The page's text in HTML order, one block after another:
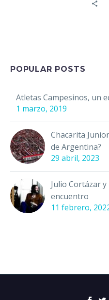
POPULAR POSTS
Atletas Campesinos, un
1 marzo, 2019
Chacarita
de Argentina?
29 abril, 2023
Julio Cortázar
encuentro
11 febrero,